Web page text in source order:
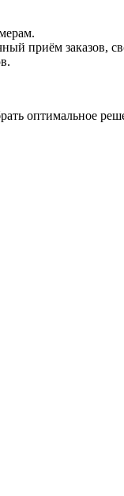
приём заказов,
оптимальное